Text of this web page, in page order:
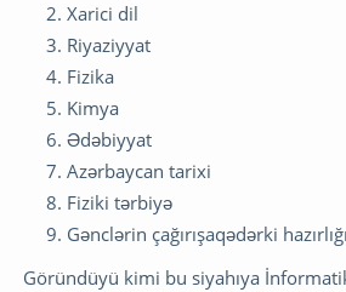
Xarici dil
Riyaziyyat
Fizika
Kimya
Ədəbiyyat
Azərbaycan tarixi
Fiziki tərbiyə
Gənclərin çağırışaqədərki hazırlığı
Göründüyü kimi bu siyahıya